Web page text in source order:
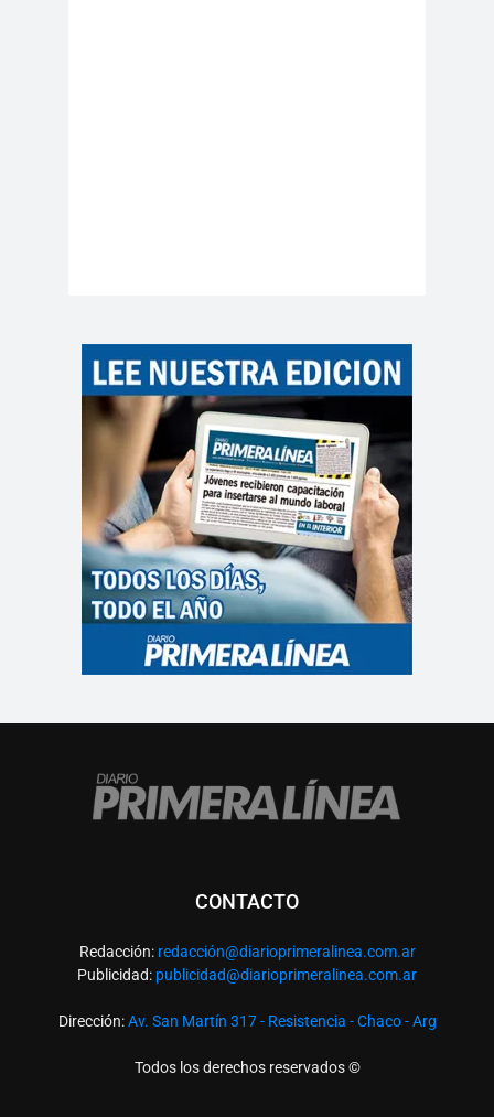
CONTACTO
Redacción: redacción@diarioprimeralinea.com.ar
Publicidad: publicidad@diarioprimeralinea.com.ar
Dirección:Av. San Martín 317 - Resistencia - Chaco - Arg
Todos los derechos reservados ©